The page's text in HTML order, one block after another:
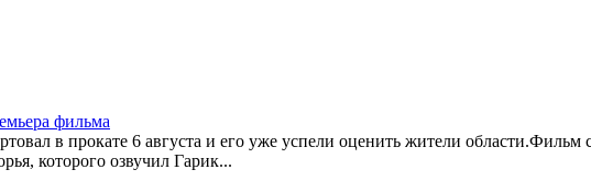
фильма
в прокате 6 августа и его уже успели оценить жители области.Фильм
которого озвучил Гарик...